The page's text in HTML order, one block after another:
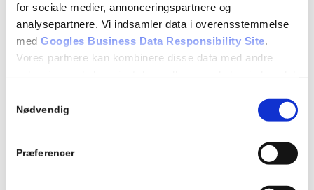
for sociale medier, annonceringspartnere og
analysepartnere. Vi indsamler data i overensstemmelse
med Googles Business Data Responsibility Site.
Vores partnere kan kombinere disse data med andre
Nødvendig
Præferencer
5 myter om at gå til psykolog
november 8, 2024
Læs mere